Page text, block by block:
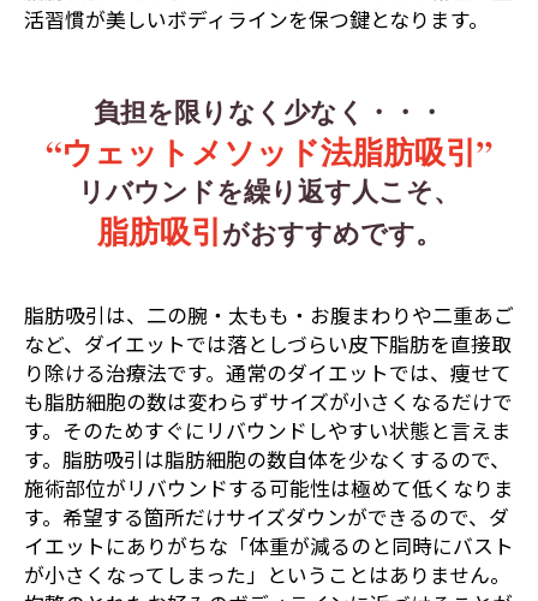
活習慣が美しいボディラインを保つ鍵となります。
負担を限りなく少なく・・・
“ウェットメソッド法脂肪吸引”
リバウンドを繰り返す人こそ、
脂肪吸引がおすすめです。
脂肪吸引は、二の腕・太もも・お腹まわりや二重あご
など、ダイエットでは落としづらい皮下脂肪を直接取
り除ける治療法です。通常のダイエットでは、痩せて
も脂肪細胞の数は変わらずサイズが小さくなるだけで
す。そのためすぐにリバウンドしやすい状態と言えま
す。脂肪吸引は脂肪細胞の数自体を少なくするので、
施術部位がリバウンドする可能性は極めて低くなりま
す。希望する箇所だけサイズダウンができるので、ダ
イエットにありがちな「体重が減るのと同時にバスト
が小さくなってしまった」ということはありません。